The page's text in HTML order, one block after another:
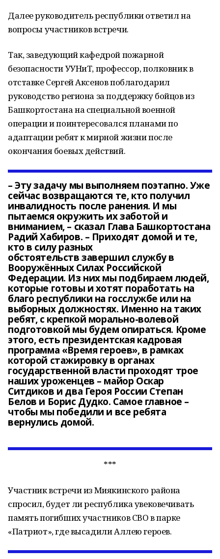
Далее руководитель республики ответил на
вопросы участников встречи.
Так, заведующий кафедрой пожарной
безопасности УУНиТ, профессор, полковник в
отставке Сергей Аксенов поблагодарил
руководство региона за поддержку бойцов из
Башкортостана на специальной военной
операции и поинтересовался планами по
адаптации ребят к мирной жизни после
окончания боевых действий.
– Эту задачу мы выполняем поэтапно. Уже
сейчас возвращаются те, кто получил
инвалидность после ранения. И мы
пытаемся окружить их заботой и
вниманием, – сказал Глава Башкортостана
Радий Хабиров. – Приходят домой и те,
кто в силу разных
обстоятельств завершил службу в
Вооружённых Силах Российской
Федерации. Из них мы подбираем людей,
которые готовы и хотят поработать на
благо республики на госслужбе или на
выборных должностях. Именно на таких
ребят, с крепкой морально-волевой
подготовкой мы будем опираться. Кроме
этого, есть президентская кадровая
программа «Время героев», в рамках
которой стажировку в органах
государственной власти проходят трое
наших уроженцев – майор Оскар
Ситдиков и два Героя России Степан
Белов и Борис Дудко. Самое главное –
чтобы мы победили и все ребята
вернулись домой.
***
Участник встречи из Миякинского района
спросил, будет ли республика увековечивать
память погибших участников СВО в парке
«Патриот», где высадили Аллею героев.